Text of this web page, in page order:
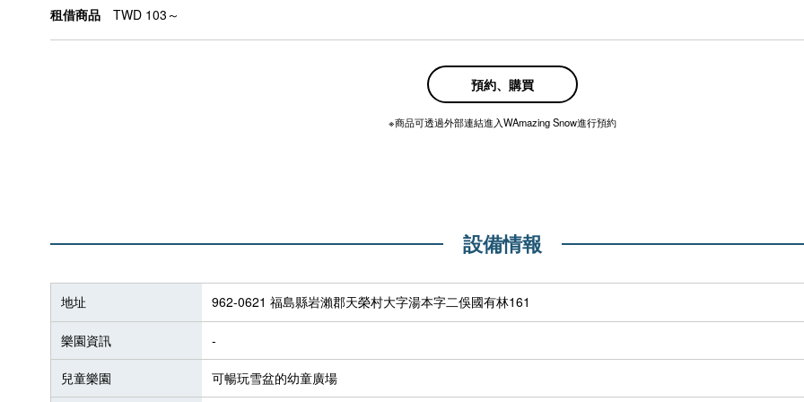
租借商品 TWD 103～
預約、購買
※商品可透過外部連結進入WAmazing Snow進行預約
設備情報
地址 962-0621 福島縣岩瀨郡天榮村大字湯本字二俁國有林161
樂園資訊 -
兒童樂園 可暢玩雪盆的幼童廣場